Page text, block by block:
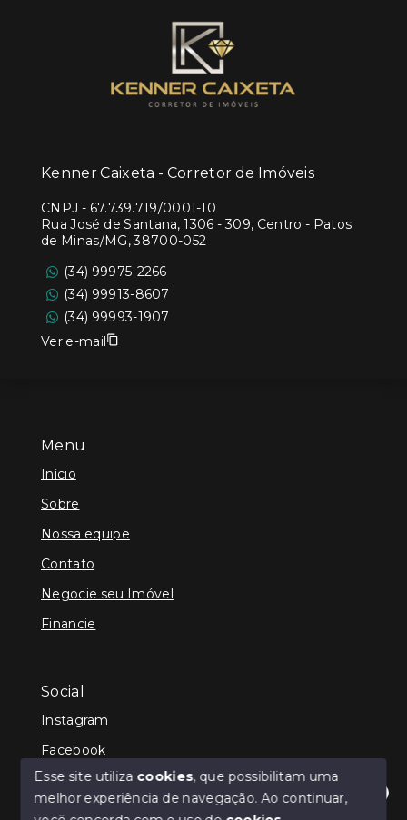
Menu
Início
Sobre
Nossa equipe
Contato
Negocie seu Imóvel
Financie
Social
Instagram
Facebook
Kenner Caixeta - Corretor de Imóveis
CNPJ - 67.739.719/0001-10
Rua José de Santana, 1306 - 309, Centro - Patos
de Minas/MG, 38700-052
(34) 99975-2266
(34) 99913-8607
(34) 99993-1907
Ver e-mail
Olá! Estamos disponíveis para te ajudar.
Esse site utiliza cookies, que possibilitam uma
melhor experiência de navegação.Ao continuar,